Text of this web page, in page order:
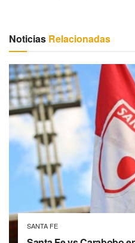
Noticias Relacionadas
SANTA FE